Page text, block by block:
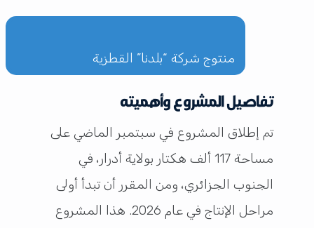
منتوج شركة “بلدنا” القطزية
تفاصيل المشروع وأهميته
تم إطلاق المشروع في سبتمبر الماضي على
مساحة 117 ألف هكتار بولاية أدرار، في
الجنوب الجزائري، ومن المقرر أن تبدأ أولى
مراحل الإنتاج في عام 2026. هذا المشروع